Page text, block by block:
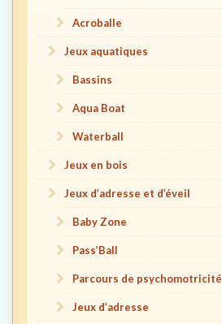
Acroballe
Jeux aquatiques
Bassins
Aqua Boat
Waterball
Jeux en bois
Jeux d’adresse et d’éveil
Baby Zone
Pass’Ball
Parcours de psychomotricité
Jeux d’adresse